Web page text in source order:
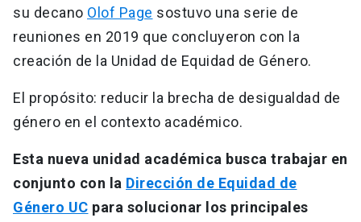
su decano Olof Page sostuvo una serie de
reuniones en 2019 que concluyeron con la
creación de la Unidad de Equidad de Género.
El propósito: reducir la brecha de desigualdad de
género en el contexto académico.
Esta nueva unidad académica busca trabajar en
conjunto con la Dirección de Equidad de
Género UC para solucionar los principales